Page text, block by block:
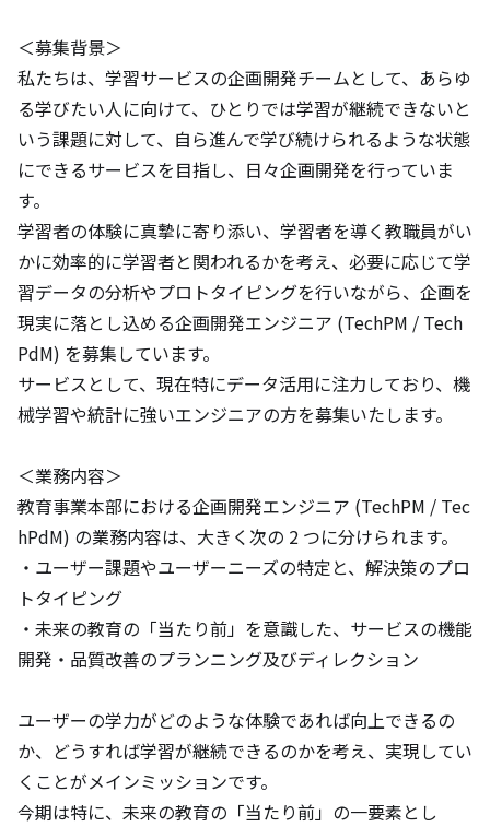
＜募集背景＞
私たちは、学習サービスの企画開発チームとして、あらゆ
る学びたい人に向けて、ひとりでは学習が継続できないと
いう課題に対して、自ら進んで学び続けられるような状態
にできるサービスを目指し、日々企画開発を行っていま
す。
学習者の体験に真摯に寄り添い、学習者を導く教職員がい
かに効率的に学習者と関われるかを考え、必要に応じて学
習データの分析やプロトタイピングを行いながら、企画を
現実に落とし込める企画開発エンジニア (TechPM / Tech
PdM) を募集しています。
サービスとして、現在特にデータ活用に注力しており、機
械学習や統計に強いエンジニアの方を募集いたします。
＜業務内容＞
教育事業本部における企画開発エンジニア (TechPM / Tec
hPdM) の業務内容は、大きく次の 2 つに分けられます。
・ユーザー課題やユーザーニーズの特定と、解決策のプロ
トタイピング
・未来の教育の「当たり前」を意識した、サービスの機能
開発・品質改善のプランニング及びディレクション
ユーザーの学力がどのような体験であれば向上できるの
か、どうすれば学習が継続できるのかを考え、実現してい
くことがメインミッションです。
今期は特に、未来の教育の「当たり前」の一要素とし